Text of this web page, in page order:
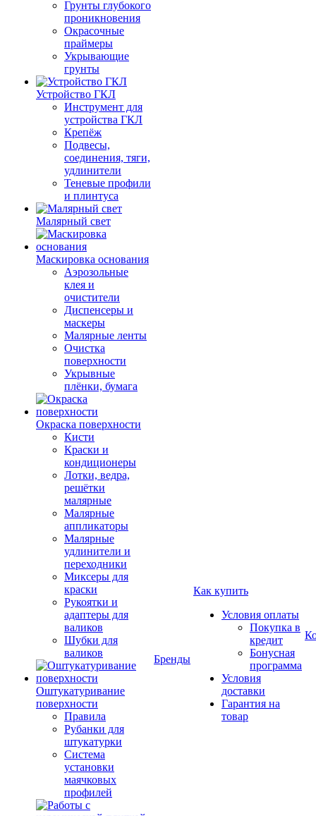
Грунты глубокого
проникновения
Окрасочные
праймеры
Укрывающие
грунты
Устройство ГКЛ
Инструмент для
устройства ГКЛ
Крепёж
Подвесы,
соединения, тяги,
удлинители
Теневые профили
и плинтуса
Малярный свет
Маскировка основания
Аэрозольные
клея и
очистители
Диспенсеры и
маскеры
Малярные ленты
Очистка
поверхности
Укрывные
плёнки, бумага
Окраска поверхности
Кисти
Краски и
кондиционеры
Лотки, ведра,
решётки
малярные
Малярные
аппликаторы
Малярные
удлинители и
переходники
Миксеры для
краски
Рукоятки и
адаптеры для
валиков
Шубки для
валиков
Оштукатуривание
поверхности
Правила
Рубанки для
штукатурки
Система
установки
маячковых
профилей
Бренды
Как купить
Условия оплаты
Покупка в
кредит
Бонусная
программа
Условия
доставки
Гарантия на
товар